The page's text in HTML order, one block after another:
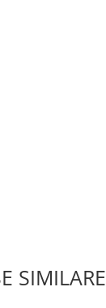
SIMILARE